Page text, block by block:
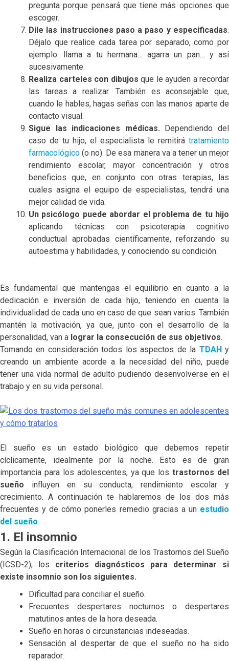
pregunta porque pensará que tiene más opciones que
escoger.
Dile las instrucciones paso a paso y especificadas.
Déjalo que realice cada tarea por separado, como por
ejemplo: llama a tu hermana… agarra un pan… y así
sucesivamente.
Realiza carteles con dibujos que le ayuden a recordar
las tareas a realizar. También es aconsejable que,
cuando le hables, hagas señas con las manos aparte de
contacto visual.
Sigue las indicaciones médicas. Dependiendo del
caso de tu hijo, el especialista le remitirá tratamiento
farmacológico (o no). De esa manera va a tener un mejor
rendimiento escolar, mayor concentración y otros
beneficios que, en conjunto con otras terapias, las
cuales asigna el equipo de especialistas, tendrá una
mejor calidad de vida.
Un psicólogo puede abordar el problema de tu hijo
aplicando técnicas con psicoterapia cognitivo
conductual aprobadas científicamente, reforzando su
autoestima y habilidades, y conociendo su condición.
Es fundamental que mantengas el equilibrio en cuanto a la
dedicación e inversión de cada hijo, teniendo en cuenta la
individualidad de cada uno en caso de que sean varios. También
mantén la motivación, ya que, junto con el desarrollo de la
personalidad, van a lograr la consecución de sus objetivos.
Tomando en consideración todos los aspectos de la TDAHy
creando un ambiente acorde a la necesidad del niño, puede
tener una vida normal de adulto pudiendo desenvolverse en el
trabajo y en su vida personal.
El sueño es un estado biológico que debemos repetir
cíclicamente, idealmente por la noche. Esto es de gran
importancia para los adolescentes, ya que lostrastornos del
sueño influyen en su conducta, rendimiento escolar y
crecimiento. A continuación te hablaremos de los dos más
frecuentes y de cómo ponerles remedio gracias a un estudio
del sueño.
1. El insomnio
Según la Clasificación Internacional de los Trastornos del Sueño
(ICSD-2), los criterios diagnósticos para determinar si
existe insomnio son los siguientes.
Dificultad para conciliar el sueño.
Frecuentes despertares nocturnos o despertares
matutinos antes de la hora deseada.
Sueño en horas o circunstancias indeseadas.
Sensación al despertar de que el sueño no ha sido
reparador.